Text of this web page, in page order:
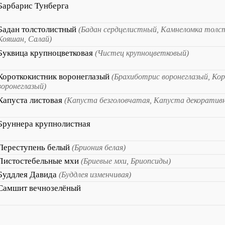
Тунберга
толстолистный (Бадан сердцелистный, Камнеломка
Салай)
крупноцветковая (Чистец крупноцветковый)
воронеглазый (Брахиботрис воронеглазый,
листовая (Капуста безголовчатая, Капуста
крупнолистная
белый (Бриония белая)
мхи (Бриевые мхи, Бриопсиды)
Давида (Буддлея изменчивая)
вечнозелёный